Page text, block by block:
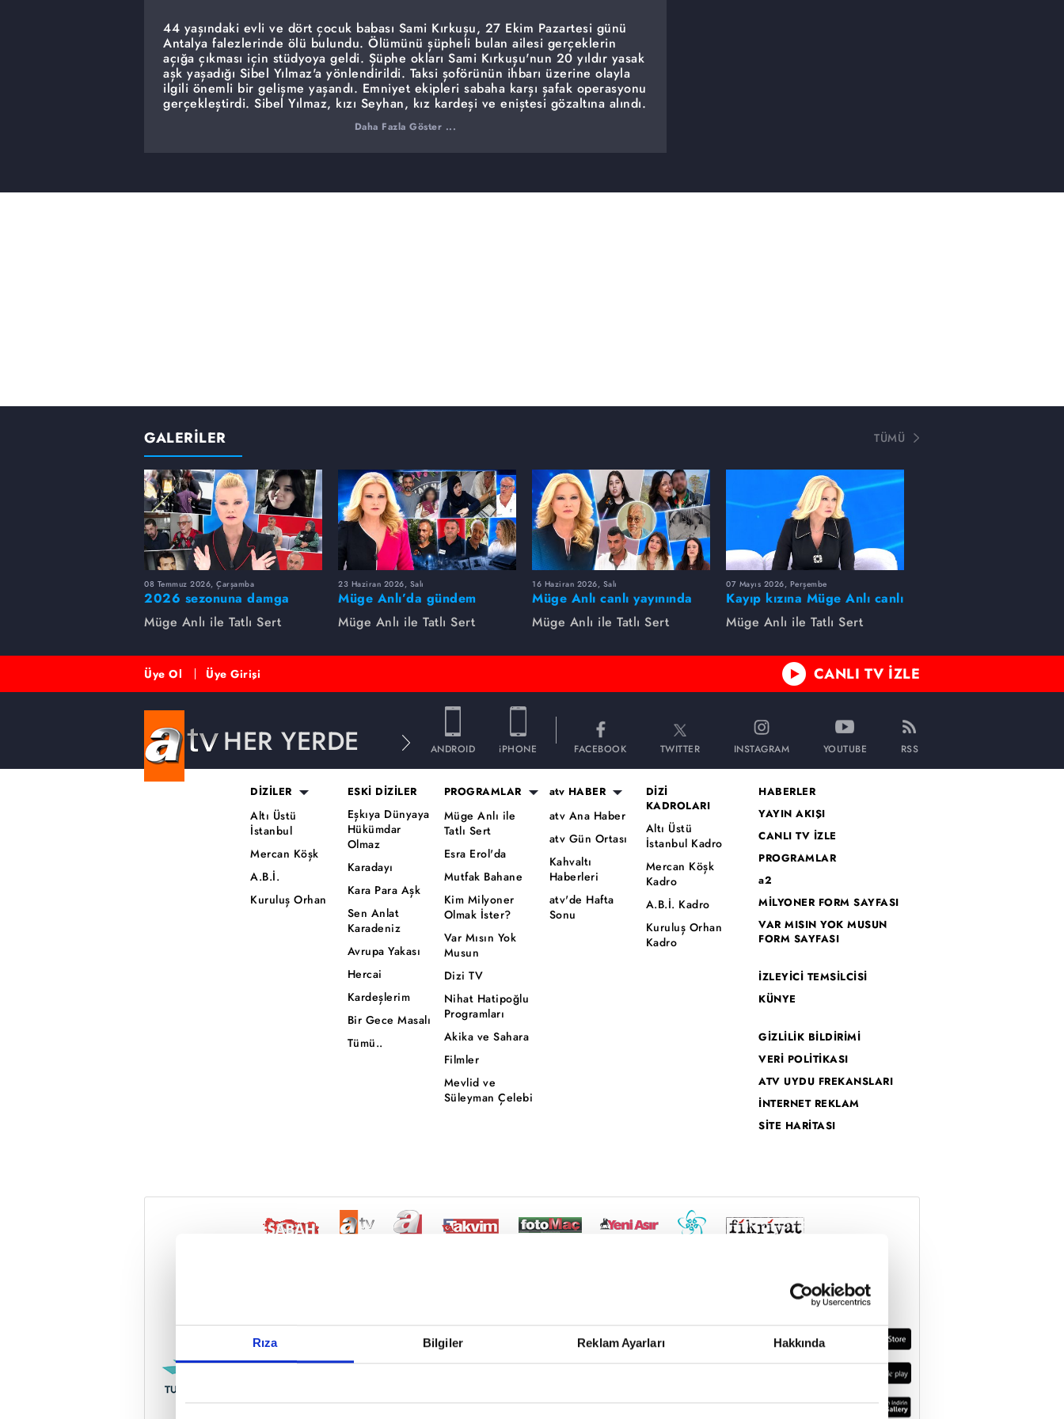
Rıza Bilgiler Reklam Ayarları Hakkında
Reddet
44 yaşındaki evli ve dört çocuk babası Sami Kırkuşu, 27 Ekim Pazartesi günü
Antalya falezlerinde ölü bulundu. Ölümünü şüpheli bulan ailesi gerçeklerin
açığa çıkması için stüdyoya geldi. Şüphe okları Sami Kırkuşu'nun 20 yıldır yasak
aşk yaşadığı Sibel Yılmaz'a yönlendirildi. Taksi şoförünün ihbarı üzerine olayla
ilgili önemli bir gelişme yaşandı. Emniyet ekipleri sabaha karşı şafak operasyonu
gerçekleştirdi. Sibel Yılmaz, kızı Seyhan, kız kardeşi ve eniştesi gözaltına alındı.
Gözaltına alınan Sibel Yılmaz, yardım ve bildirim yükümlülüğünü yerine
getirmediği için adli kontrol şartı ile serbest bırakıldı.
Daha Fazla Göster ...
GALERİLER TÜMÜ
08 Temmuz 2026, Çarşamba
2026 sezonuna damga
vuran 5 Müge Anlı
dosyası...
Müge Anlı ile Tatlı Sert
23 Haziran 2026, Salı
Müge Anlı’da gündem
sarsıldı! Kayıp dosyaları ve
aile ihanetleri herkesi şoke
Müge Anlı ile Tatlı Sert
16 Haziran 2026, Salı
Müge Anlı canlı yayınında
dikkat çeken gelişmeler
yaşandı. Kayıp,
Müge Anlı ile Tatlı Sert
07 Mayıs 2026, Perşembe
Kayıp kızına Müge Anlı canlı
yayında kavuştu
Müge Anlı ile Tatlı Sert
Üye Ol Üye Girişi CANLI TV İZLE
HER YERDE ANDROID iPHONE FACEBOOK TWITTER INSTAGRAM YOUTUBE RSS
DİZİLER
Altı Üstü
İstanbul
Mercan Köşk
A.B.İ.
Kuruluş Orhan
ESKİ DİZİLER
Eşkıya Dünyaya
Hükümdar
Olmaz
Karadayı
Kara Para Aşk
Sen Anlat
Karadeniz
Avrupa Yakası
Hercai
Kardeşlerim
Bir Gece Masalı
Tümü..
PROGRAMLAR
Müge Anlı ile
Tatlı Sert
Esra Erol'da
Mutfak Bahane
Kim Milyoner
Olmak İster?
Var Mısın Yok
Musun
Dizi TV
Nihat Hatipoğlu
Programları
Akika ve Sahara
Filmler
Mevlid ve
Süleyman Çelebi
atv HABER
atv Ana Haber
atv Gün Ortası
Kahvaltı
Haberleri
atv'de Hafta
Sonu
DİZİ
KADROLARI
Altı Üstü
İstanbul Kadro
Mercan Köşk
Kadro
A.B.İ. Kadro
Kuruluş Orhan
Kadro
HABERLER
YAYIN AKIŞI
CANLI TV İZLE
PROGRAMLAR
a2
MİLYONER FORM SAYFASI
VAR MISIN YOK MUSUN
FORM SAYFASI
İZLEYİCİ TEMSİLCİSİ
KÜNYE
GİZLİLİK BİLDİRİMİ
VERİ POLİTİKASI
ATV UYDU FREKANSLARI
İNTERNET REKLAM
SİTE HARİTASI